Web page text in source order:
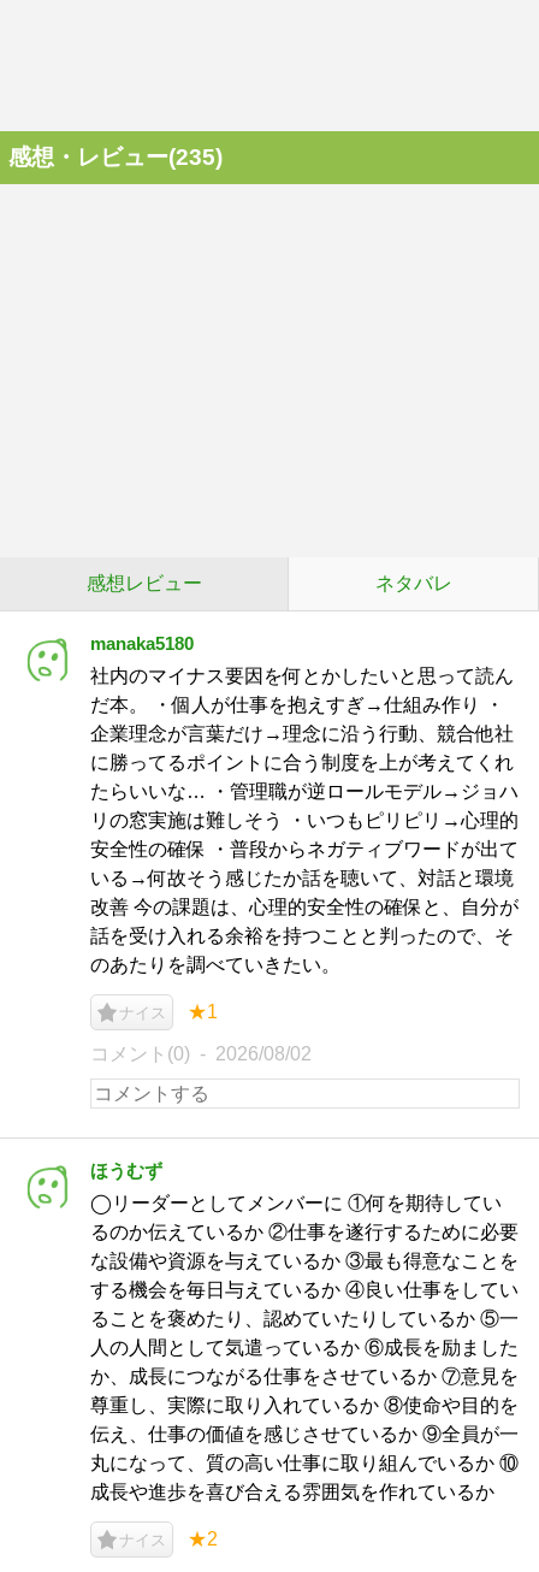
感想・レビュー(235)
感想レビュー ネタバレ
manaka5180
社内のマイナス要因を何とかしたいと思って読ん
だ本。 ・個人が仕事を抱えすぎ→仕組み作り ・
企業理念が言葉だけ→理念に沿う行動、競合他社
に勝ってるポイントに合う制度を上が考えてくれ
たらいいな… ・管理職が逆ロールモデル→ジョハ
リの窓実施は難しそう ・いつもピリピリ→心理的
安全性の確保 ・普段からネガティブワードが出て
いる→何故そう感じたか話を聴いて、対話と環境
改善 今の課題は、心理的安全性の確保と、自分が
話を受け入れる余裕を持つことと判ったので、そ
のあたりを調べていきたい。
ナイス ★1
コメント(0) 2026/08/02
ほうむず
◯リーダーとしてメンバーに ①何を期待してい
るのか伝えているか ②仕事を遂行するために必要
な設備や資源を与えているか ③最も得意なことを
する機会を毎日与えているか ④良い仕事をしてい
ることを褒めたり、認めていたりしているか ⑤一
人の人間として気遣っているか ⑥成長を励ました
か、成長につながる仕事をさせているか ⑦意見を
尊重し、実際に取り入れているか ⑧使命や目的を
伝え、仕事の価値を感じさせているか ⑨全員が一
丸になって、質の高い仕事に取り組んでいるか ⑩
成長や進歩を喜び合える雰囲気を作れているか
ナイス ★2